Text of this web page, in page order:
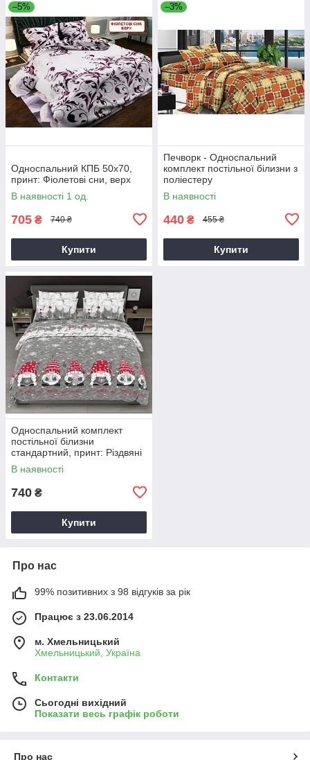
–5%
Односпальний КПБ 50х70,
принт: Фіолетові сни, верх
В наявності 1 од.
705 ₴ 740 ₴
Купити
–3%
Печворк - Односпальний
комплект постільної білизни з
поліестеру
В наявності
440 ₴ 455 ₴
Купити
Односпальний комплект
постільної білизни
стандартний, принт: Різдвяні
гноми
В наявності
740 ₴
Купити
Про нас
99% позитивних з 98 відгуків за рік
Працює з 23.06.2014
м. Хмельницький
Хмельницький, Україна
Контакти
Сьогодні вихідний
Показати весь графік роботи
Про нас